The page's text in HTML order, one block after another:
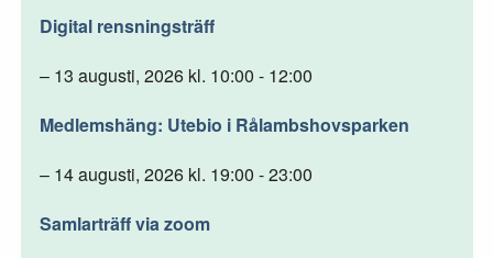
Digital rensningsträff
– 13 augusti, 2026 kl. 10:00 - 12:00
Medlemshäng: Utebio i Rålambshovsparken
– 14 augusti, 2026 kl. 19:00 - 23:00
Samlarträff via zoom